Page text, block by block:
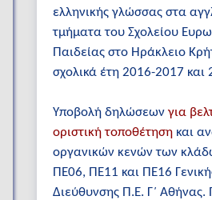
ελληνικής γλώσσας στα
τμήματα του Σχολείου
Παιδείας στο Ηράκλειο
σχολικά έτη 2016-2017 και
Υποβολή δηλώσεων για
οριστική τοποθέτηση και
οργανικών κενών των
ΠΕ06, ΠΕ11 και ΠΕ16
Διεύθυνσης Π.Ε. Γ΄ Αθήνας.